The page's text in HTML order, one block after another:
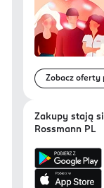
Zobacz oferty
Zakupy stają
Rossmann PL